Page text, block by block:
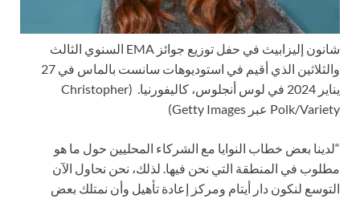
شانون إليزابيث في حفل توزيع جوائز EMA السنوي الثالث
والثلاثين الذي أقيم في استوديوهات سانست بالماس في 27
يناير 2024 في لوس أنجلوس، كاليفورنيا.
(Christopher
Polk/Variety عبر Getty Images)
“لدينا بعض خطاب النوايا مع الشركاء المحليين حول ما هو
مطلوب في المنطقة التي نحن فيها. لذلك، نحن نحاول الآن
التوسع لنكون دار أيتام ومركز إعادة تأهيل وأن نمتلك بعض